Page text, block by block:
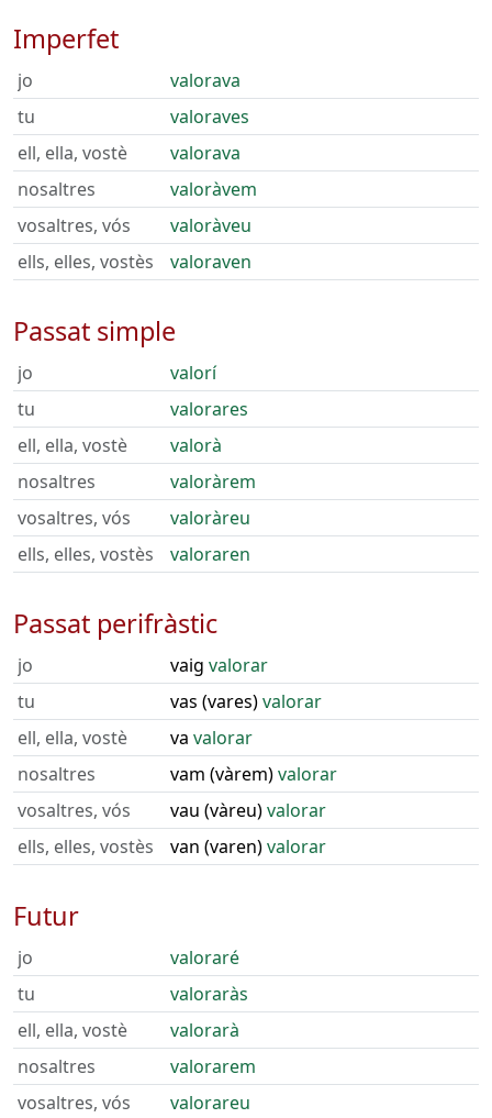
Imperfet
jo
valorava
tu
valoraves
ell, ella, vostè
valorava
nosaltres
valoràvem
vosaltres, vós
valoràveu
ells, elles, vostès
valoraven
Passat simple
jo
valorí
tu
valorares
ell, ella, vostè
valorà
nosaltres
valoràrem
vosaltres, vós
valoràreu
ells, elles, vostès
valoraren
Passat perifràstic
jo vaig valorar
tu
vas (vares)valorar
ell, ella, vostè
va valorar
nosaltres
vam (vàrem)valorar
vosaltres, vós
vau (vàreu)valorar
ells, elles, vostès
van (varen)valorar
Futur
jo
valoraré
tu
valoraràs
ell, ella, vostè
valorarà
nosaltres
valorarem
vosaltres, vós
valorareu